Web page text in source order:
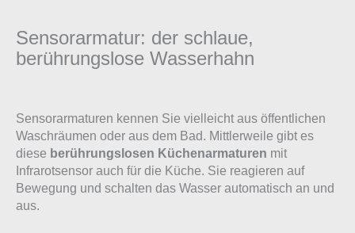
Sensorarmatur: der schlaue,
berührungslose Wasserhahn
Sensorarmaturen kennen Sie vielleicht aus öffentlichen
Waschräumen oder aus dem Bad. Mittlerweile gibt es
diese berührungslosen Küchenarmaturen mit
Infrarotsensor auch für die Küche. Sie reagieren auf
Bewegung und schalten das Wasser automatisch an und
aus.